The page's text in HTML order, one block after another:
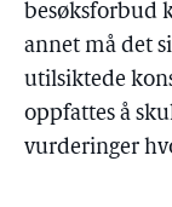
besøksforbud
annet må det
utilsiktede
oppfattes å
vurderinger